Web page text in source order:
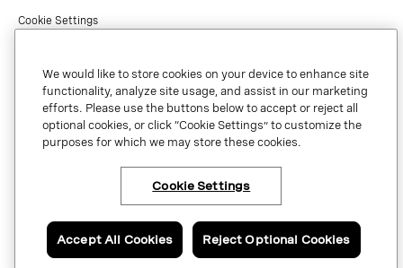
Copyright © 2026 Vonage. All rights reserved. VONAGE®, the V logo (
and other Vonage marks are registered trademarks of Vonage or its affiliates
Cookie Settings
Copyright
Segurança e confiança
We would like to store cookies on your device to enhance site
functionality, analyze site usage, and assist in our marketing
efforts. Please use the buttons below to accept or reject all
optional cookies, or click “Cookie Settings” to customize the
purposes for which we may store these cookies.
Cookie Settings
Reject Optional Cookies
Accept All Cookies